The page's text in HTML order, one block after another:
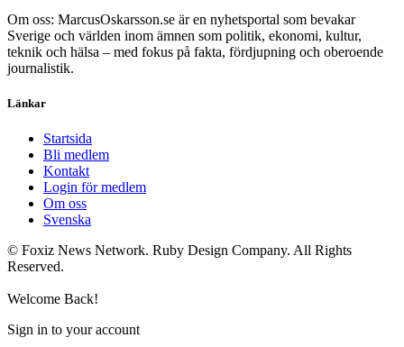
Om oss: MarcusOskarsson.se är en nyhetsportal som bevakar
Sverige och världen inom ämnen som politik, ekonomi, kultur,
teknik och hälsa – med fokus på fakta, fördjupning och oberoende
journalistik.
Länkar
Startsida
Bli medlem
Kontakt
Login för medlem
Om oss
Svenska
© Foxiz News Network. Ruby Design Company. All Rights
Reserved.
Welcome Back!
Sign in to your account